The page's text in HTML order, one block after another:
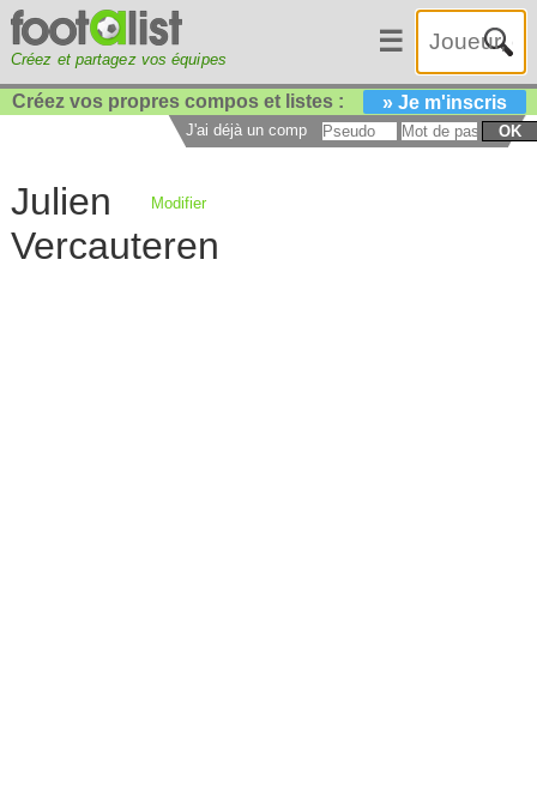
Créez et partagez vos équipes
☰
Créez vos propres compos et listes : » Je m'inscris
J'ai déjà un compte : OK
Julien
Vercauteren
Modifier